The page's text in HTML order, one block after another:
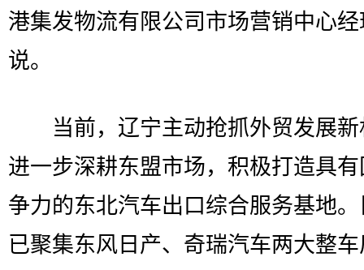
港集发物流有限公司市场营销中心
说。
当前，辽宁主动抢抓外贸发展新
进一步深耕东盟市场，积极打造具
争力的东北汽车出口综合服务基地
已聚集东风日产、奇瑞汽车两大整